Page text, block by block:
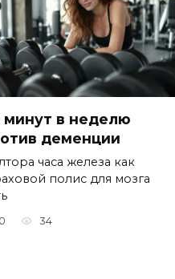
минут в неделю
деменции
часа железа как
полис для мозга
0 34